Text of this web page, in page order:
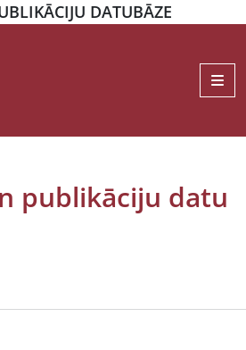
DATUBĀZE
publikāciju datu